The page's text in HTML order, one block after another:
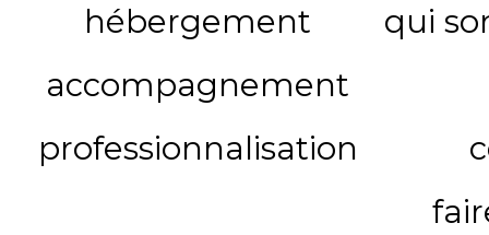
hébergement
accompagnement
professionnalisation
qui